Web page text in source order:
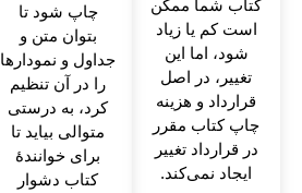
کتاب شما ممکن
است کم یا زیاد
شود، اما این
تغییر، در اصل
قرارداد و هزینه
چاپ کتاب مقرر
در قرارداد تغییر
ایجاد نمی‌کند.
چاپ شود تا
بتوان متن و
جداول و نمودارها
را در آن تنظیم
کرد، به درستی
متوالی بیاید تا
برای خوانندۀ
کتاب دشوار